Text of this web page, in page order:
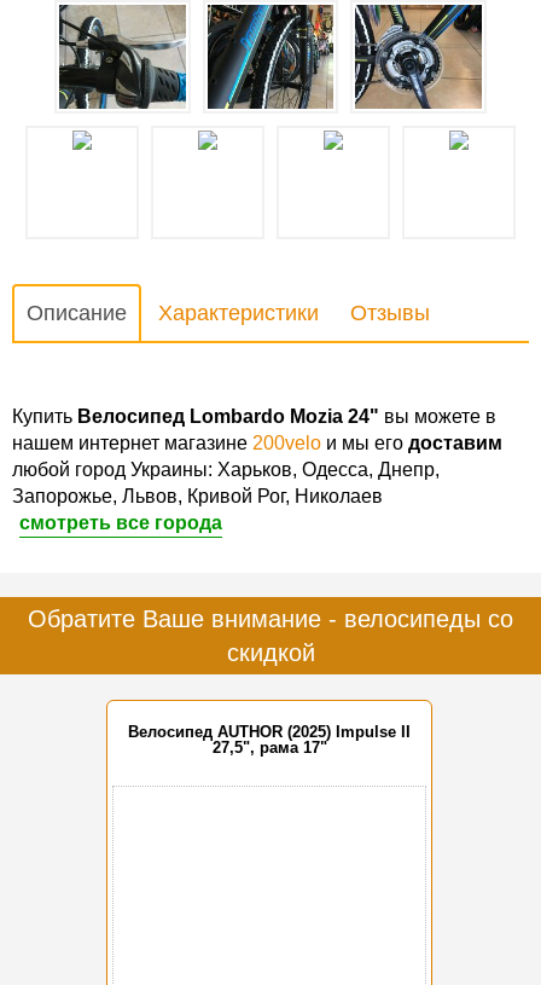
Описание Характеристики Отзывы
Купить Велосипед Lombardo Mozia 24" вы можете в
нашем интернет магазине 200velo и мы его доставим
любой город Украины: Харьков, Одесса, Днепр,
Запорожье, Львов, Кривой Рог, Николаев
смотреть все города
Обратите Ваше внимание - велосипеды со
скидкой
Велосипед AUTHOR (2025) Impulse II
27,5", рама 17"